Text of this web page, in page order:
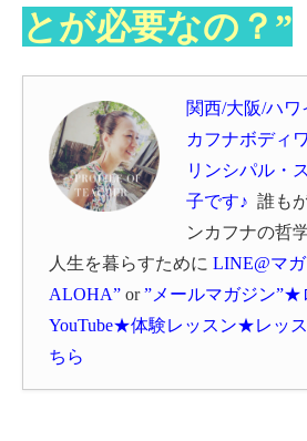
とが必要なの？”
関西/大阪/ハワ
カフナボディ
リンシパル・
子です♪ 誰も
ンカフナの哲
人生を暮らすために LINE@マ
ALOHA” or ”メールマガジン”★
YouTube★体験レッスン★レッ
ちら